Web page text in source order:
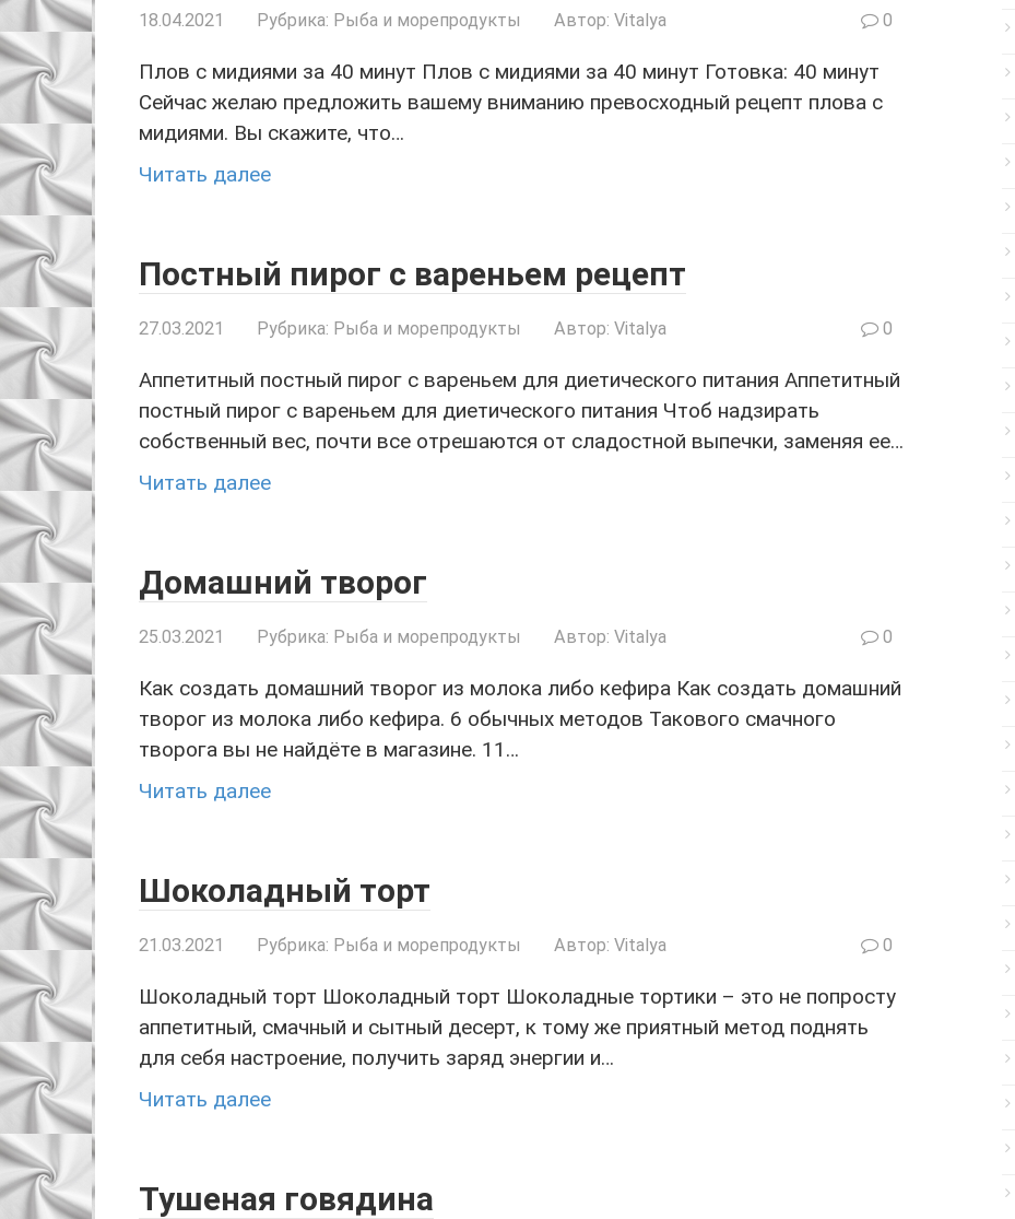
18.04.2021 Рубрика: Рыба и морепродукты Автор: Vitalya 0
Плов с мидиями за 40 минут Плов с мидиями за 40 минут Готовка: 40 минут
Сейчас желаю предложить вашему вниманию превосходный рецепт плова с
мидиями. Вы скажите, что…
Читать далее
Постный пирог с вареньем рецепт
27.03.2021 Рубрика: Рыба и морепродукты Автор: Vitalya 0
Аппетитный постный пирог с вареньем для диетического питания Аппетитный
постный пирог с вареньем для диетического питания Чтоб надзирать
собственный вес, почти все отрешаются от сладостной выпечки, заменяя ее…
Читать далее
Домашний творог
25.03.2021 Рубрика: Рыба и морепродукты Автор: Vitalya 0
Как создать домашний творог из молока либо кефира Как создать домашний
творог из молока либо кефира. 6 обычных методов Такового смачного
творога вы не найдёте в магазине. 11…
Читать далее
Шоколадный торт
21.03.2021 Рубрика: Рыба и морепродукты Автор: Vitalya 0
Шоколадный торт Шоколадный торт Шоколадные тортики – это не попросту
аппетитный, смачный и сытный десерт, к тому же приятный метод поднять
для себя настроение, получить заряд энергии и…
Читать далее
Тушеная говядина